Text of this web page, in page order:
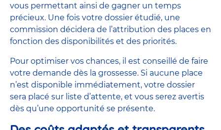
vous permettant ainsi de gagner un temps
précieux. Une fois votre dossier étudié, une
commission décidera de l’attribution des places en
fonction des disponibilités et des priorités.
Pour optimiser vos chances, il est conseillé de faire
votre demande dès la grossesse. Si aucune place
n’est disponible immédiatement, votre dossier
sera placé sur liste d’attente, et vous serez avertis
dès qu’une opportunité se présente.